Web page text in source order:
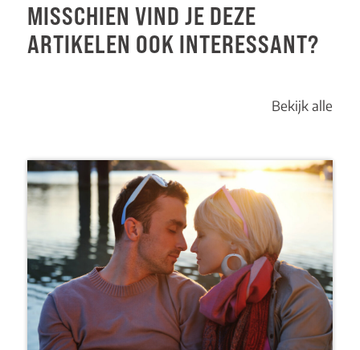
MISSCHIEN VIND JE DEZE
ARTIKELEN OOK INTERESSANT?
Bekijk alle